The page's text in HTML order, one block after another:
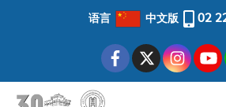
语言 中文版 02